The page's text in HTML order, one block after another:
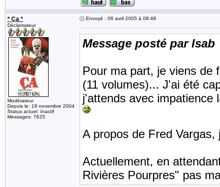
* Ça *
Déclamateur
Modérateur
Depuis le: 19 novembre 2004
Status actuel: Inactif
Messages: 7625
Envoyé : 06 avril 2005 à 08:49
Message posté par Isab
Pour ma part, je viens de
(11 volumes)... J'ai été
j'attends avec impatience
A propos de Fred
Actuellement, en
Rivières Pourpres" pas